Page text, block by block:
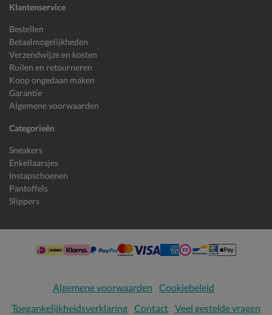
Klantenservice
Bestellen
Betaalmogelijkheden
Verzendwijze en kosten
Ruilen en retourneren
Koop ongedaan maken
Garantie
Algemene voorwaarden
Categorieën
Sneakers
Enkellaarsjes
Instapschoenen
Pantoffels
Slippers
Algemene voorwaarden
Cookiebeleid
Toegankelijkheidsverklaring Contact Veel gestelde vragen